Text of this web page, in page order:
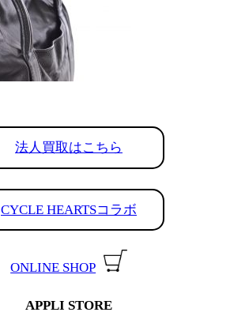
法人買取はこちら
CYCLE HEARTSコラボ
ONLINE SHOP
APPLI STORE